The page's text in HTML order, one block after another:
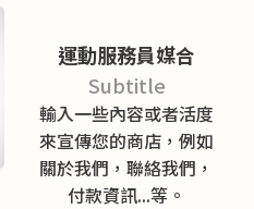
運動服務員媒合
Subtitle
輸入一些內容或者活度
來宣傳您的商店，例如
關於我們，聯絡我們，
付款資訊...等。